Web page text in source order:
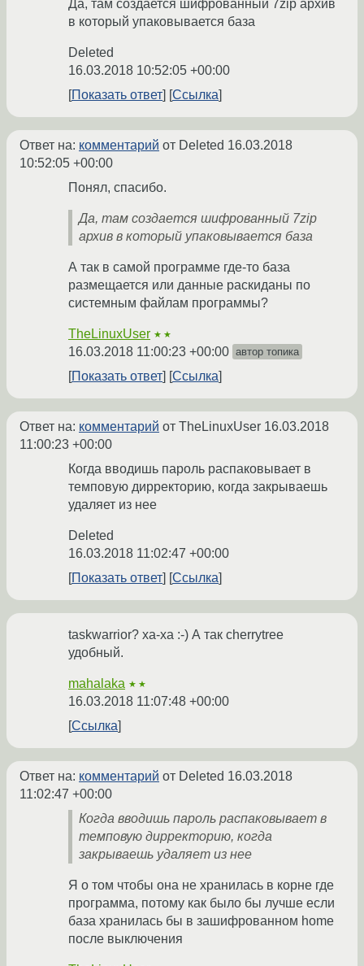
Да, там создается шифрованный 7zip архив
в который упаковывается база
Deleted
16.03.2018 10:52:05 +00:00
Показать ответ
Ссылка
Ответ на: комментарий от Deleted 16.03.2018
10:52:05 +00:00
Понял, спасибо.
Да, там создается шифрованный 7zip
архив в который упаковывается база
А так в самой программе где-то база
размещается или данные раскиданы по
системным файлам программы?
TheLinuxUser ★★
16.03.2018 11:00:23 +00:00 автор топика
Показать ответ Ссылка
Ответ на: комментарий от TheLinuxUser 16.03.2018
11:00:23 +00:00
Когда вводишь пароль распаковывает в
темповую дирректорию, когда закрываешь
удаляет из нее
Deleted
16.03.2018 11:02:47 +00:00
Показать ответ
Ссылка
taskwarrior? ха-ха :-) А так cherrytree
удобный.
mahalaka ★★
16.03.2018 11:07:48 +00:00
Ссылка
Ответ на: комментарий от Deleted 16.03.2018
11:02:47 +00:00
Когда вводишь пароль распаковывает в
темповую дирректорию, когда
закрываешь удаляет из нее
Я о том чтобы она не хранилась в корне где
программа, потому как было бы лучше если
база хранилась бы в зашифрованном home
после выключения